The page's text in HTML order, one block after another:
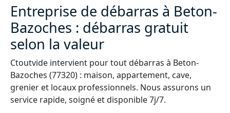
Entreprise de débarras à Beton-
Bazoches : débarras gratuit
selon la valeur
Ctoutvide intervient pour tout débarras à Beton-
Bazoches (77320) : maison, appartement, cave,
grenier et locaux professionnels. Nous assurons un
service rapide, soigné et disponible 7j/7.